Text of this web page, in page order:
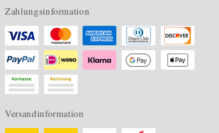
Zahlungsinformation
Versandinformation